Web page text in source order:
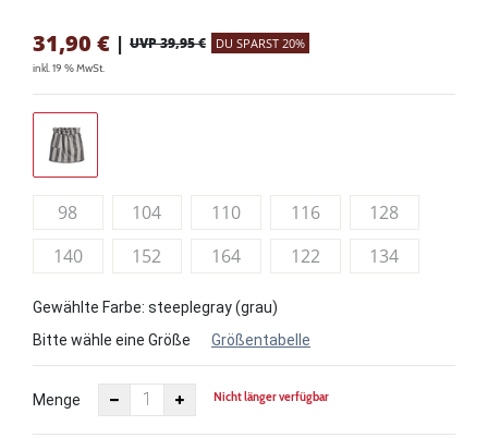
31,90 € | UVP 39,95 € DU SPARST 20%
inkl. 19 % MwSt.
98 104 110 116
128
140
152 164 122 134
Gewählte Farbe: steeplegray (grau)
Bitte wähle eine Größe
Größentabelle
Menge Nicht länger verfügbar